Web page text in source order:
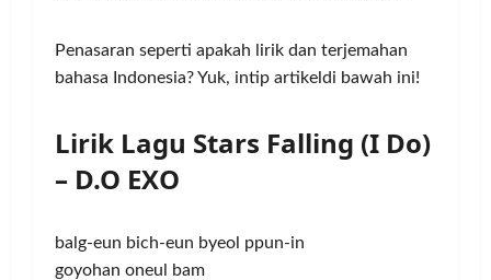
Penasaran seperti apakah lirik dan terjemahan
bahasa Indonesia? Yuk, intip artikeldi bawah ini!
Lirik Lagu Stars Falling (I Do)
– D.O EXO
balg-eun bich-eun byeol ppun-in
goyohan oneul bam